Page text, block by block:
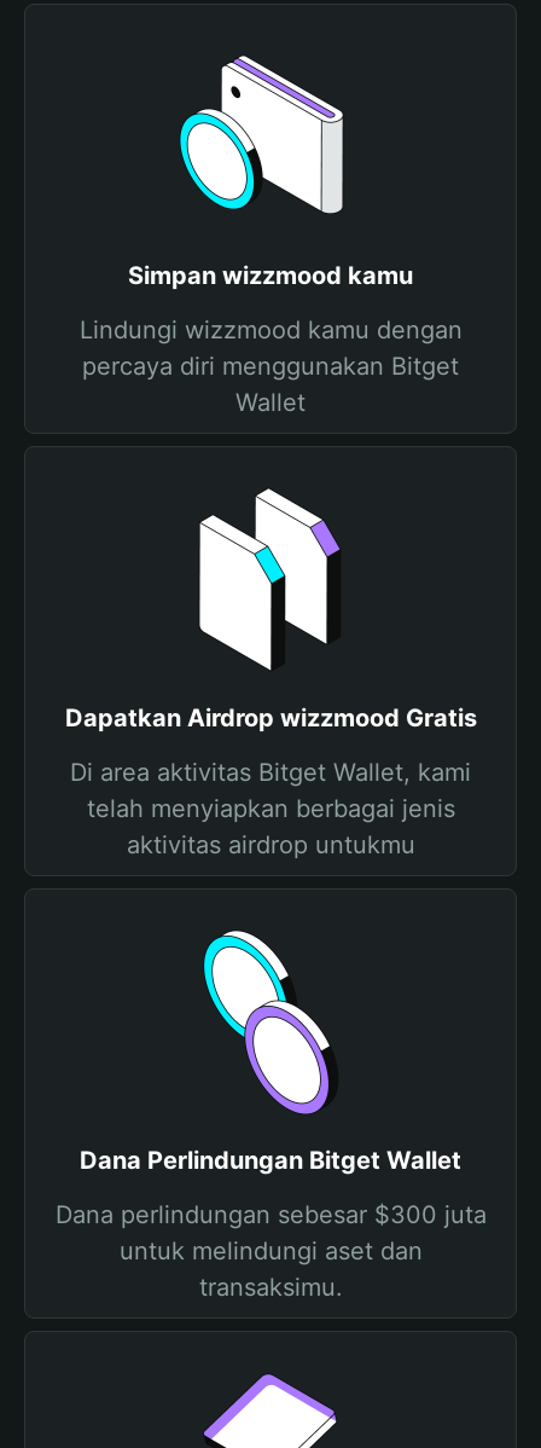
Simpan wizzmood kamu
Lindungi wizzmood kamu dengan
percaya diri menggunakan Bitget
Wallet
Dapatkan Airdrop wizzmood Gratis
Di area aktivitas Bitget Wallet, kami
telah menyiapkan berbagai jenis
aktivitas airdrop untukmu
Dana Perlindungan Bitget Wallet
Dana perlindungan sebesar $300 juta
untuk melindungi aset dan
transaksimu.